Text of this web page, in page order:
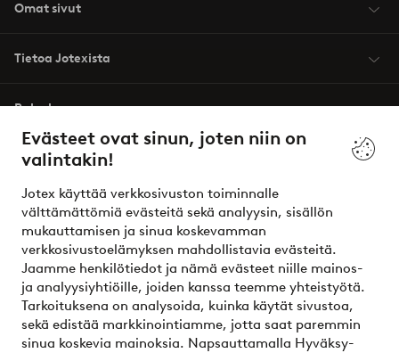
Evästeet ovat sinun, joten niin on
valintakin!
Jotex käyttää verkkosivuston toiminnalle
välttämättömiä evästeitä sekä analyysin, sisällön
mukauttamisen ja sinua koskevamman
verkkosivustoelämyksen mahdollistavia evästeitä.
Jaamme henkilötiedot ja nämä evästeet niille mainos-
ja analyysiyhtiöille, joiden kanssa teemme yhteistyötä.
Tarkoituksena on analysoida, kuinka käytät sivustoa,
sekä edistää markkinointiamme, jotta saat paremmin
sinua koskevia mainoksia. Napsauttamalla Hyväksy-
Omat sivut
Tietoa Jotexista
Palvelumme
Ehdot
Ystävät
Turvalliset maksut – maksa nyt tai erissä
Haluatko tietää lisää maksuvaihtoehdoistamme?
elpy